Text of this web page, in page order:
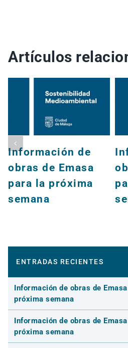
Artículos
Información de
obras de Emasa
para la próxima
semana
ENTRADAS RECIENTES
Información de obras de
próxima semana
Información de obras de
próxima semana